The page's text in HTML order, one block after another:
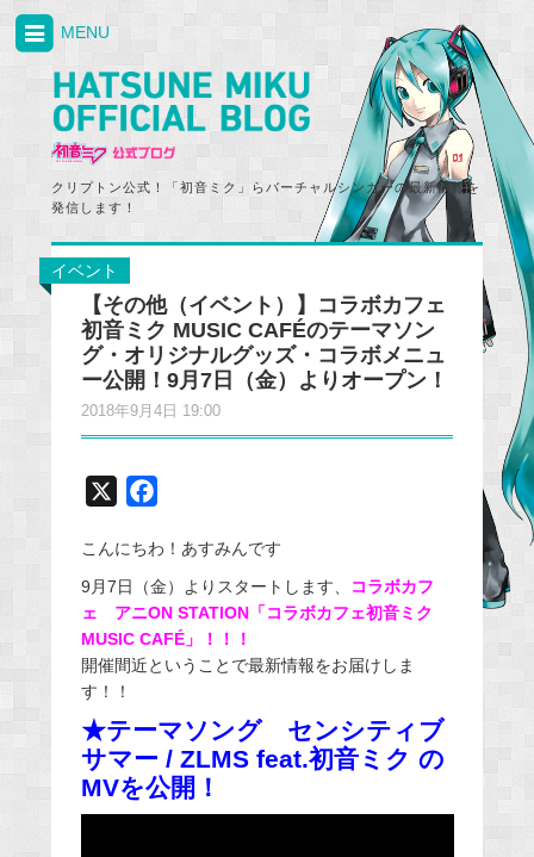
クリプトン公式！「初音ミク」らバーチャルシンガーの最新情報を
発信します！
MENU
イベント
【その他（イベント）】コラボカフェ
初音ミク MUSIC CAFÉのテーマソン
グ・オリジナルグッズ・コラボメニュ
ー公開！9月7日（金）よりオープン！
2018年9月4日 19:00
c
e
b
o
o
こんにちわ！あすみんです
9月7日（金）よりスタートします、
コラボカフ
ェ アニON STATION「コラボカフェ初音ミク
MUSIC CAFÉ」！！！
開催間近ということで最新情報をお届けしま
す！！
★テーマソング センシティブ
サマー / ZLMS feat.初音ミク の
MVを公開！